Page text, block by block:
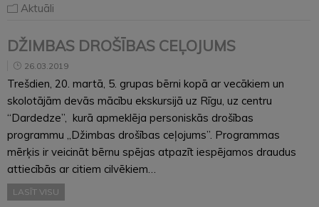
Aktuāli
DŽIMBAS DROŠĪBAS CEĻOJUMS
26.03.2019
Trešdien, 20. martā, 5. grupas bērni kopā ar vecākiem un
skolotājām devās mācību ekskursijā uz Rīgu, uz centru
“Dardedze”, kurā apmeklēja personiskās drošības
programmu „Džimbas drošības ceļojums”. Programmas
mērķis ir veicināt bērnu spējas atpazīt iespējamos draudus
attiecībās ar citiem cilvēkiem…
LASĪT VISU